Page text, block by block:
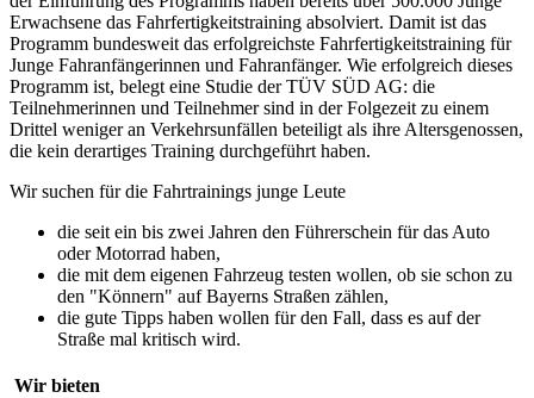
Erwachsene das Fahrfertigkeitstraining absolviert. Damit ist das
Programm bundesweit das erfolgreichste Fahrfertigkeitstraining für
Junge Fahranfängerinnen und Fahranfänger. Wie erfolgreich dieses
Programm ist, belegt eine Studie der TÜV SÜD AG: die
Teilnehmerinnen und Teilnehmer sind in der Folgezeit zu einem
Drittel weniger an Verkehrsunfällen beteiligt als ihre Altersgenossen,
die kein derartiges Training durchgeführt haben.
Wir suchen für die Fahrtrainings junge Leute
die seit ein bis zwei Jahren den Führerschein für das Auto
oder Motorrad haben,
die mit dem eigenen Fahrzeug testen wollen, ob sie schon zu
den "Könnern" auf Bayerns Straßen zählen,
die gute Tipps haben wollen für den Fall, dass es auf der
Straße mal kritisch wird.
Wir bieten